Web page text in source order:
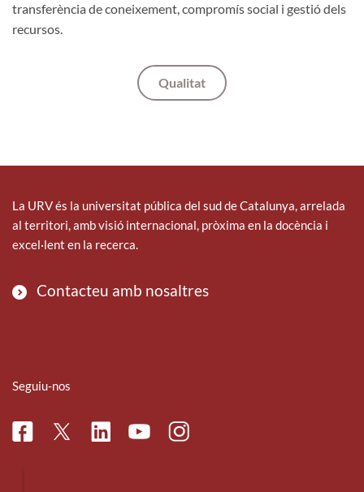
transferència de coneixement, compromís social i gestió dels
recursos.
Qualitat
La URV és la universitat pública del sud de Catalunya, arrelada
al territori, amb visió internacional, pròxima en la docència i
excel·lent en la recerca.
Contacteu amb nosaltres
Seguiu-nos
FacebookTwitterLinkedinYoutubeInstagram